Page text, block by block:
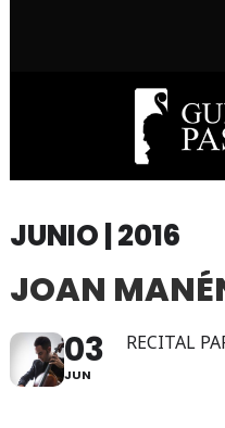
JUNIO | 2016
JOAN
03
JUN
RECITAL